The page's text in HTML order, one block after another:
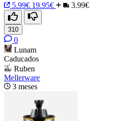
5.99€ 19.95€ 3.99€
310
0
Lunam
Caducados
Ruben
Mellerware
3 meses